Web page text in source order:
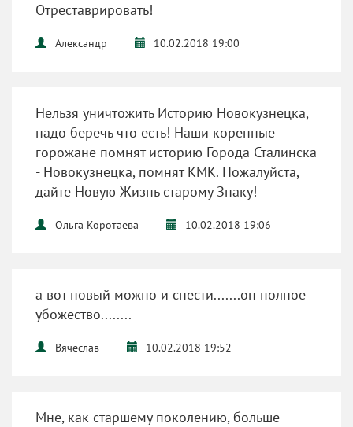
Отреставрировать!
Александр 10.02.2018 19:00
Нельзя уничтожить Историю Новокузнецка,
надо беречь что есть! Наши коренные
горожане помнят историю Города Сталинска
- Новокузнецка, помнят КМК. Пожалуйста,
дайте Новую Жизнь старому Знаку!
Ольга Коротаева 10.02.2018 19:06
а вот новый можно и снести.......он полное
убожество........
Вячеслав 10.02.2018 19:52
Мне, как старшему поколению, больше